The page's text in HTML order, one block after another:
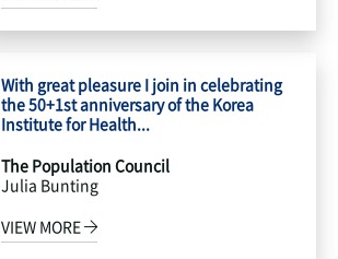
With great pleasure I join in celebrating
the 50+1st anniversary of the Korea
Institute for Health...
The Population Council
Julia Bunting
VIEW MORE